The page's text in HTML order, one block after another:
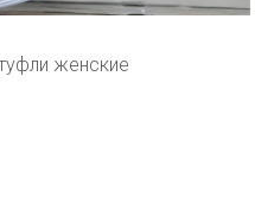
женские